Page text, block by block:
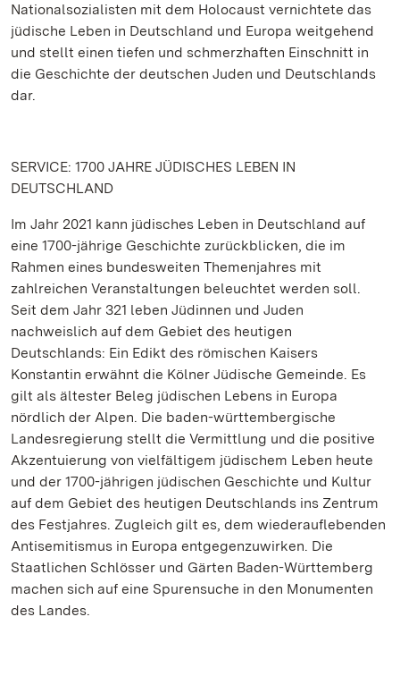
Nationalsozialisten mit dem Holocaust vernichtete das
jüdische Leben in Deutschland und Europa weitgehend
und stellt einen tiefen und schmerzhaften Einschnitt in
die Geschichte der deutschen Juden und Deutschlands
dar.
SERVICE: 1700 JAHRE JÜDISCHES LEBEN IN
DEUTSCHLAND
Im Jahr 2021 kann jüdisches Leben in Deutschland auf
eine 1700-jährige Geschichte zurückblicken, die im
Rahmen eines bundesweiten Themenjahres mit
zahlreichen Veranstaltungen beleuchtet werden soll.
Seit dem Jahr 321 leben Jüdinnen und Juden
nachweislich auf dem Gebiet des heutigen
Deutschlands: Ein Edikt des römischen Kaisers
Konstantin erwähnt die Kölner Jüdische Gemeinde. Es
gilt als ältester Beleg jüdischen Lebens in Europa
nördlich der Alpen. Die baden-württembergische
Landesregierung stellt die Vermittlung und die positive
Akzentuierung von vielfältigem jüdischem Leben heute
und der 1700-jährigen jüdischen Geschichte und Kultur
auf dem Gebiet des heutigen Deutschlands ins Zentrum
des Festjahres. Zugleich gilt es, dem wiederauflebenden
Antisemitismus in Europa entgegenzuwirken. Die
Staatlichen Schlösser und Gärten Baden-Württemberg
machen sich auf eine Spurensuche in den Monumenten
des Landes.